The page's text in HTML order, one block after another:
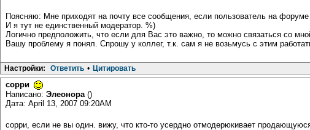
Поясняю: Мне приходят на почту все сообщения, если пользователь на
И я тут не единственный модератор. %)
Логично предположить, что если для Вас это важно, то можно связаться со
Вашу проблему я понял. Спрошу у коллег, т.к. сам я не возьмусь с этим
Настройки: Ответить • Цитировать
сорри
Написано: Элеонора ()
Дата: April 13, 2007 09:20AM
сорри, если не вы один. вижу, что кто-то усердно отмодерюкивает